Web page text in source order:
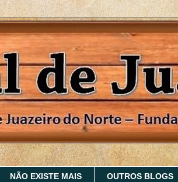
NÃO EXISTE MAIS OUTROS BLOGS